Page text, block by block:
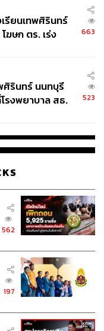
437
STANDARD
รียนเทพศิรินทร์
ฆษก ตร. เร่ง
663
ศิรินทร์ นนทบุรี
รงพยาบาล สธ.
523
562
197